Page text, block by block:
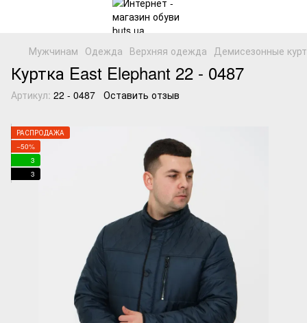
Мужчинам Одежда Верхняя одежда Демисезонные
Куртка East Elephant 22 - 0487
Артикул: 22 - 0487 Оставить отзыв
РАСПРОДАЖА
−50%
3
3